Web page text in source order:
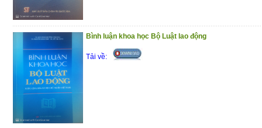
Bình luận khoa học Bộ Luật lao động
Tải về: